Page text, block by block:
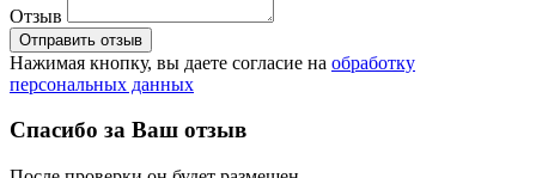
Отзыв
Отправить отзыв
Нажимая кнопку, вы даете согласие на обработку
персональных данных
Спасибо за Ваш отзыв